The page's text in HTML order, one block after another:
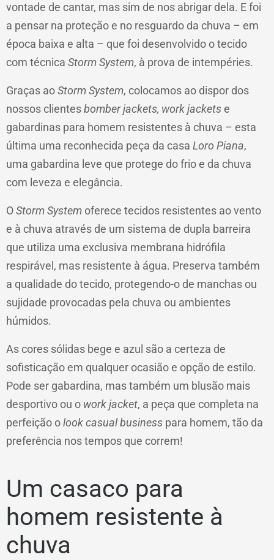
vontade de cantar, mas sim de nos abrigar dela. E foi
a pensar na proteção e no resguardo da chuva – em
época baixa e alta – que foi desenvolvido o tecido
com técnica Storm System, à prova de intempéries.
Graças aoStorm System, colocamos ao dispor dos
nossos clientesbomber jackets, work jacketse
gabardinas para homem resistentes à chuva – esta
última uma reconhecida peça da casa Loro Piana,
uma gabardina leve que protege do frio e da chuva
com leveza e elegância.
OStorm Systemoferece tecidos resistentes ao vento
e à chuva através de um sistema de dupla barreira
que utiliza uma exclusiva membrana hidrófila
respirável, mas resistente à água. Preserva também
a qualidade do tecido, protegendo-o de manchas ou
sujidade provocadas pela chuva ou ambientes
húmidos.
As cores sólidas bege e azul são a certeza de
sofisticação em qualquer ocasião e opção de estilo.
Pode ser gabardina, mas também um blusão mais
desportivo ou o work jacket, a peça que completa na
perfeição olook casual business para homem, tão da
preferência nos tempos que correm!
Um casaco para
homem resistente à
chuva